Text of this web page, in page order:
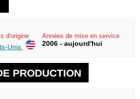
d'origine
Unis
Années de mise en service
2006 - aujourd'hui
PRODUCTION